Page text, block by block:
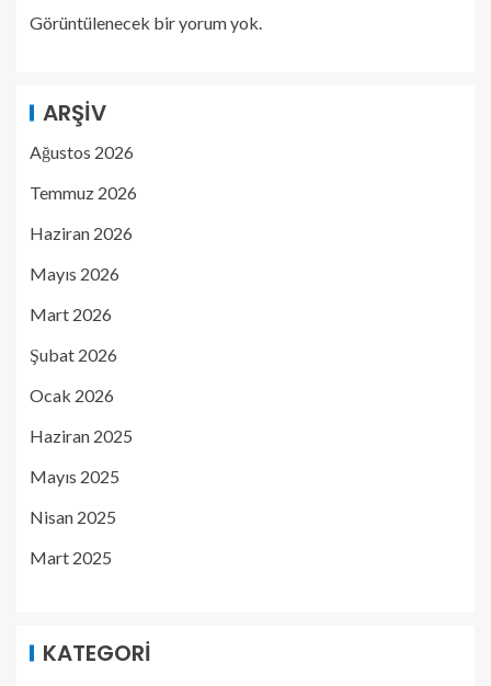
Görüntülenecek bir yorum yok.
ARŞIV
Ağustos 2026
Temmuz 2026
Haziran 2026
Mayıs 2026
Mart 2026
Şubat 2026
Ocak 2026
Haziran 2025
Mayıs 2025
Nisan 2025
Mart 2025
KATEGORI